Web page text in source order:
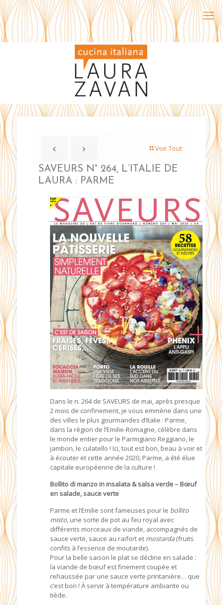
Voir Tout
SAVEURS N° 264, L’ITALIE DE
LAURA : PARME
Dans le n. 264 de SAVEURS de mai, après presque
2 mois de confinement, je vous emmène dans une
des villes le plus gourmandes d’Italie : Parme,
dans la région de l’Emilie-Romagne, célèbre dans
le monde entier pour le Parmigiano Reggiano, le
jambon, le culatello ! Ici, tout est bon, beau à voir et
à écouter et cette année 2020, Parme, a été élue
capitale européenne de la culture !
Bollito di manzo in insalata & salsa verde – Bœuf
en salade, sauce verte
Parme et l’Emilie sont fameuses pour le bollito
misto, une sorte de pot au feu royal avec
différents morceaux de viande, accompagnés de
sauce verte, sauce au raifort et mostarda(fruits
confits à l’essence de moutarde).
Pour la belle saison le plat se décline en salade :
la viande de bœuf est finement coupée et
rehaussée par une sauce verte printanière… que
c’est bon ! À servir à température ambiante ou
tiède.